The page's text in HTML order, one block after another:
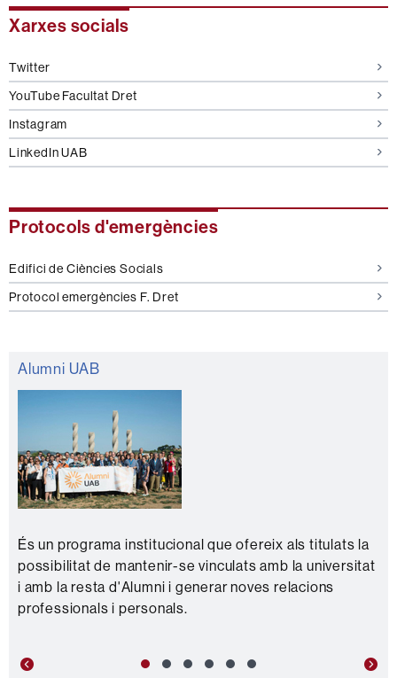
Informació
Xarxes socials
Twitter
YouTube Facultat Dret
Instagram
LinkedIn UAB
Protocols d'emergències
Edifici de Ciències Socials
Protocol emergències F. Dret
Alumni UAB
És un programa institucional que ofereix als titulats la
possibilitat de mantenir-se vinculats amb la universitat
i amb la resta d'Alumni i generar noves relacions
professionals i personals.